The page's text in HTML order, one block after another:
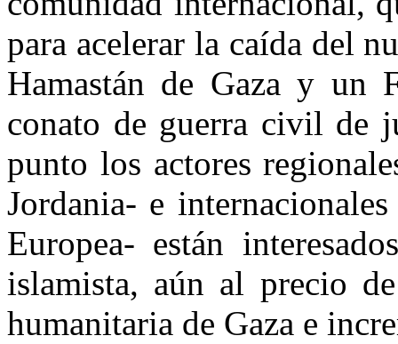
para acelerar la caída del
Hamastán de Gaza y un
conato de guerra civil de
punto los actores
Jordania- e
Europea- están
islamista, aún al precio
humanitaria de Gaza e